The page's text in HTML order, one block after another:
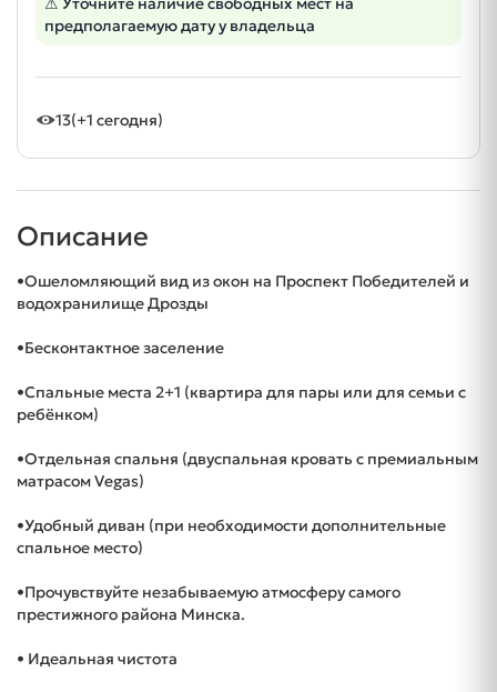
предполагаемую дату у владельца
13(+1 сегодня)
Описание
•Ошеломляющий вид из окон на Проспект Победителей и
водохранилище Дрозды
•Бесконтактное заселение
•Спальные места 2+1 (квартира для пары или для семьи с
ребёнком)
•Отдельная спальня (двуспальная кровать с премиальным
матрасом Vegas)
•Удобный диван (при необходимости дополнительные
спальное место)
•Прочувствуйте незабываемую атмосферу самого
престижного района Минска.
• Идеальная чистота